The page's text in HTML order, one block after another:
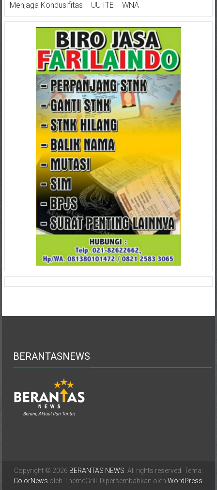
Menjaga Kondusifitas
UU ITE WNA
BERANTASNEWS
Copyright © 2026 BERANTAS NEWS . All rights reserved. Tema:
ColorNews oleh ThemeGrill. Dipersembahkan oleh WordPress